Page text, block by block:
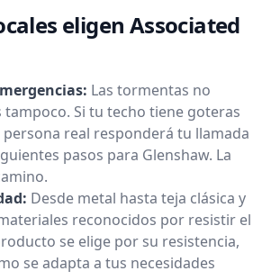
eligen Associated
Las tormentas no
Si tu techo tiene goteras
real responderá tu llamada
pasos para Glenshaw. La
Desde metal hasta teja clásica y
reconocidos por resistir el
se elige por su resistencia,
se adapta a tus necesidades